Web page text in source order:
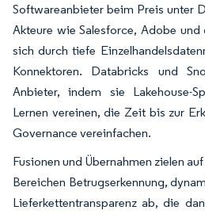
Softwareanbieter beim Preis unter
Akteure wie Salesforce, Adobe
sich durch tiefe
Konnektoren. Databricks und
Anbieter, indem sie Lakehouse-
Lernen vereinen, die Zeit bis zur
Governance vereinfachen.
Fusionen und Übernahmen zielen
Bereichen Betrugserkennung,
Lieferkettentransparenz ab, die